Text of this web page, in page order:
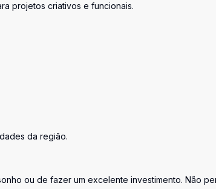
projetos criativos e funcionais.
da região.
ou de fazer um excelente investimento. Não